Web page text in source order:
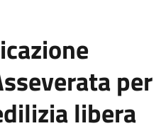
per
libera